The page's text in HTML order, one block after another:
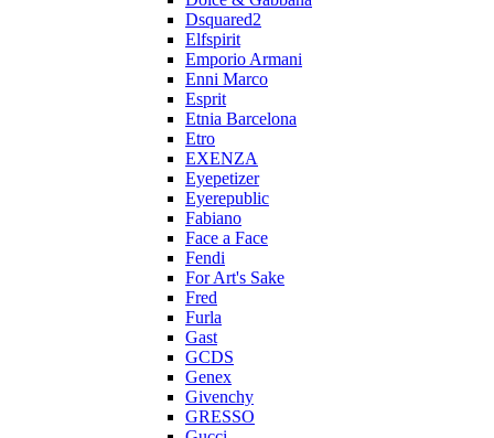
Dsquared2
Elfspirit
Emporio Armani
Enni Marco
Esprit
Etnia Barcelona
Etro
EXENZA
Eyepetizer
Eyerepublic
Fabiano
Face a Face
Fendi
For Art's Sake
Fred
Furla
Gast
GCDS
Genex
Givenchy
GRESSO